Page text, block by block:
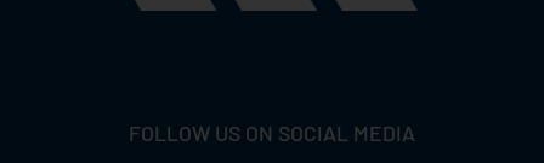
FOLLOW US ON SOCIAL MEDIA